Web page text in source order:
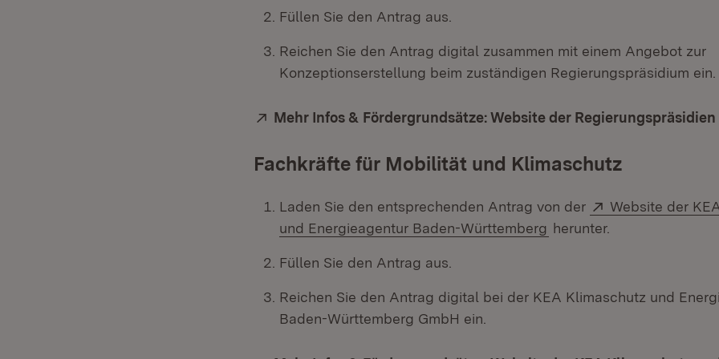
Füllen Sie den Antrag aus.
Reichen Sie den Antrag digital zusammen mit einem Angebot zur
Konzeptionserstellung beim zuständigen Regierungspräsidium ein.
Extern:
Mehr Infos & Fördergrundsätze: Website der Regierungspräsidien
Fachkräfte für Mobilität und Klimaschutz
Laden Sie den entsprechenden Antrag von der Extern:
Website der
und Energieagentur Baden-Württemberg (Öffnet in neuem Fenster)
herunter.
Füllen Sie den Antrag aus.
Reichen Sie den Antrag digital bei der KEA Klimaschutz und
Baden-Württemberg GmbH ein.